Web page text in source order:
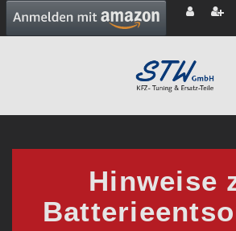
Hinweise